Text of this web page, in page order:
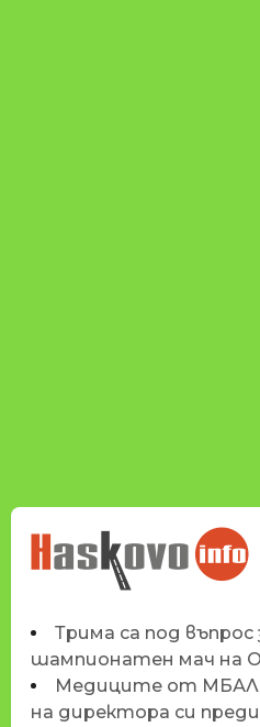
НОВИНИТЕ НА
HASKOVO.INFO
Трима са под въпрос
шампионатен мач на
Медиците от МБАЛ
на директора си